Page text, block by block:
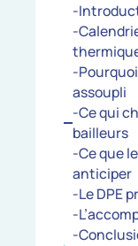
-
-
-
assoupli
-Ce qui
bailleurs
-Ce que
anticiper
-Le DPE
-
-